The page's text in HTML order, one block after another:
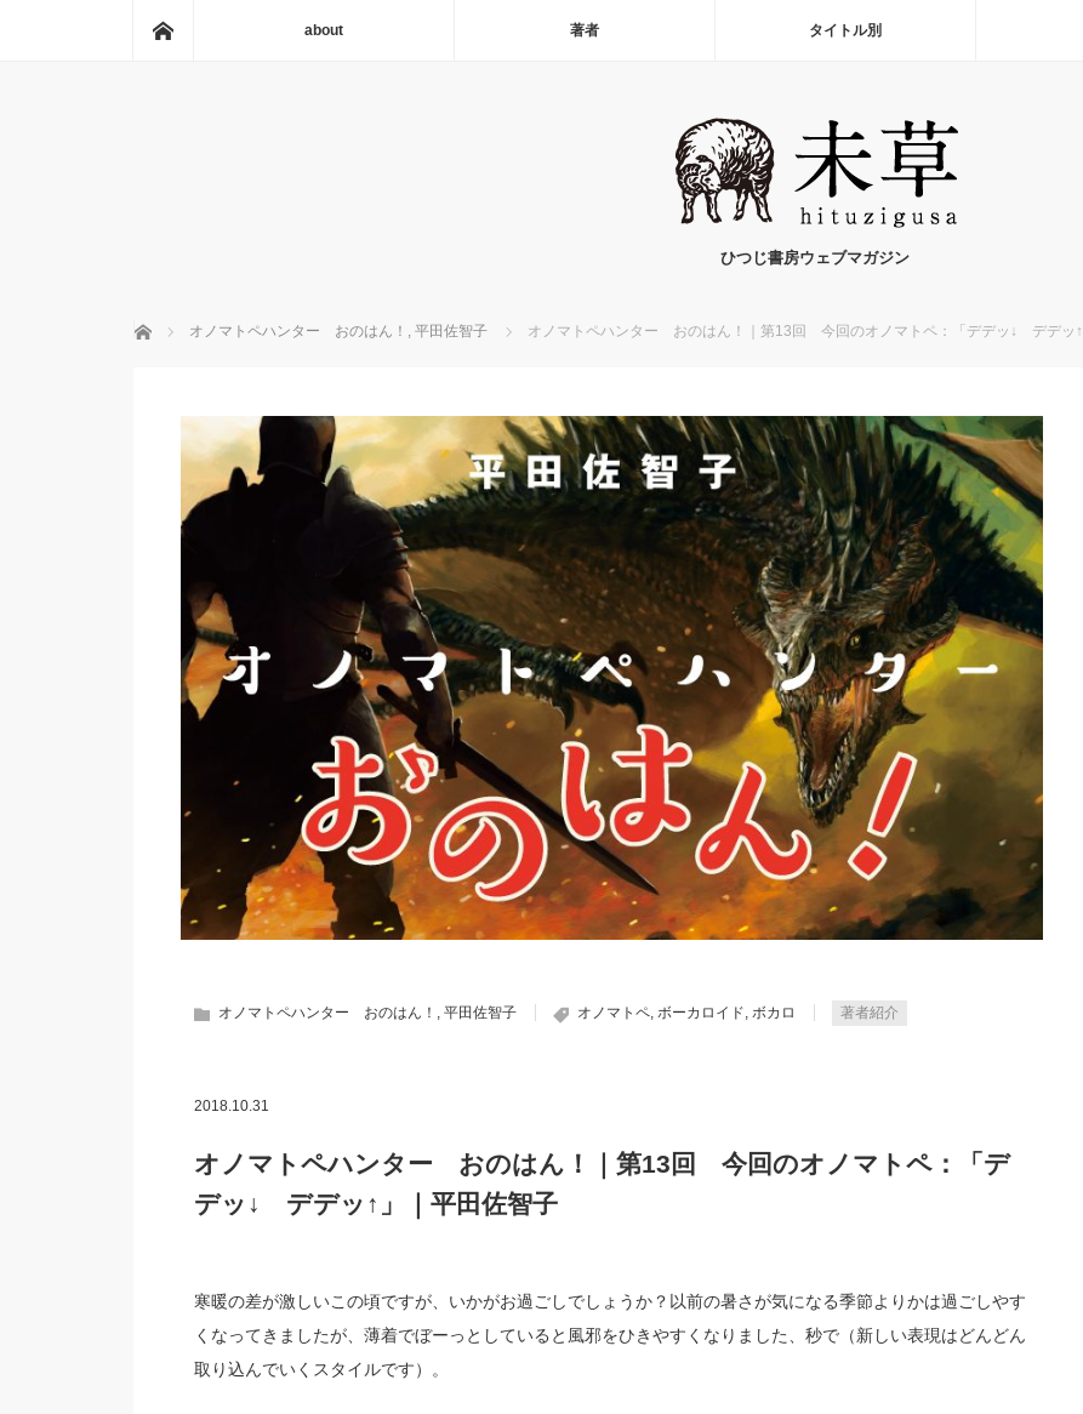
about 著者 タイトル別
ひつじ書房ウェブマガジン
ホーム オノマトペハンター おのはん！ , 平田佐智子 オノマトペハンター おのはん！｜第13回 今回のオノマトペ：「デデッ↓ デデッ↑
オノマトペハンター おのはん！ 平田佐智子 オノマトペ, ボーカロイド ボカロ 著者紹介
2018.10.31
オノマトペハンター おのはん！｜第13回 今回のオノマトペ：「デ
デッ↓ デデッ↑」｜平田佐智子
寒暖の差が激しいこの頃ですが、いかがお過ごしでしょうか？以前の暑さが気になる季節よりかは過ごしやす
くなってきましたが、薄着でぼーっとしていると風邪をひきやすくなりました、秒で（新しい表現はどんどん
取り込んでいくスタイルです）。